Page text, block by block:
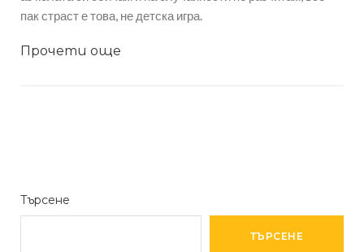
пак страст е това, не детска игра.
Прочети още
Търсене
ТЪРСЕНЕ